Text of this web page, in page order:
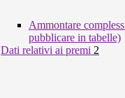
Ammontare
pubblicare in tabelle)
Dati relativi ai premi 2